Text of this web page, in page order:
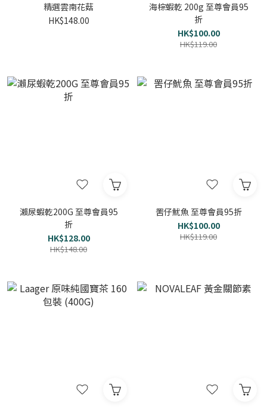
精選雲南花菇
HK$148.00
海棕蝦乾 200g 至尊會員95
折
HK$100.00
HK$119.00
瀨尿蝦乾200G 至尊會員95
折
HK$128.00
HK$148.00
罟仔魷魚 至尊會員95折
HK$100.00
HK$119.00